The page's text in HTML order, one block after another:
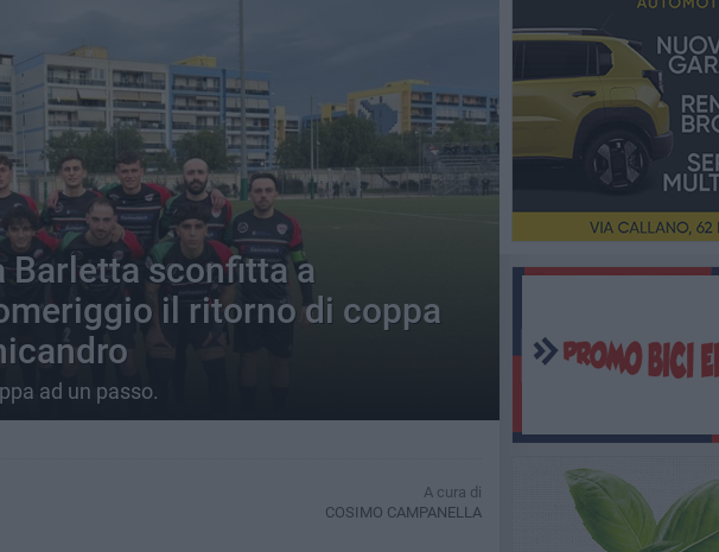
Barletta sconfitta a
il ritorno di coppa
ad un passo.
A cura di
COSIMO CAMPANELLA